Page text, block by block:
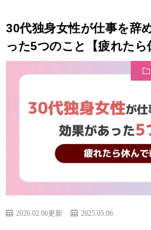
30代独身女性が仕事を辞
った5つのこと【疲れたら
2026.02.06更新 2025.05.06